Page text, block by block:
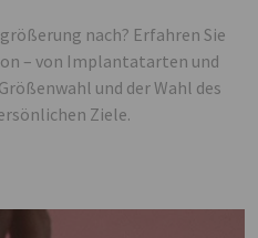
nach? Erfahren Sie
– von Implantatarten und
und der Wahl des
Ziele.